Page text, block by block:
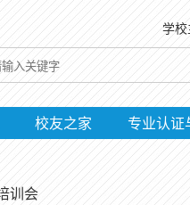
学
校友之家 专业认证
训会